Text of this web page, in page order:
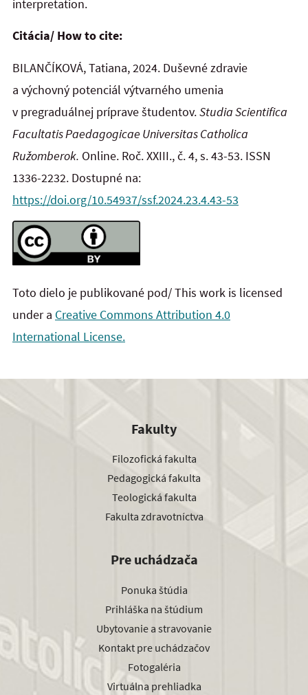
interpretation.
Citácia/ How to cite:
BILANČÍKOVÁ, Tatiana, 2024. Duševné zdravie
a výchovný potenciál výtvarného umenia
v pregraduálnej príprave študentov.Studia Scientifica
Facultatis Paedagogicae Universitas Catholica
Ružomberok. Online. Roč. XXIII., č. 4, s. 43-53. ISSN
1336-2232. Dostupné na:
https://doi.org/10.54937/ssf.2024.23.4.43-53
Toto dielo je publikované pod/ This work is licensed
under a Creative Commons Attribution 4.0
International License.
Fakulty
Filozofická fakulta
Pedagogická fakulta
Teologická fakulta
Fakulta zdravotníctva
Pre uchádzača
Ponuka štúdia
Prihláška na štúdium
Ubytovanie a stravovanie
Kontakt pre uchádzačov
Fotogaléria
Virtuálna prehliadka